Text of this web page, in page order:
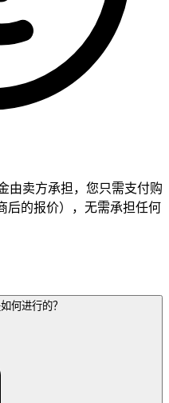
由卖方承担，您只需支付购
后的报价），无需承担任何
何进行的？